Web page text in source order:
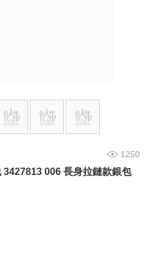
1250
006 長身拉鏈款銀包